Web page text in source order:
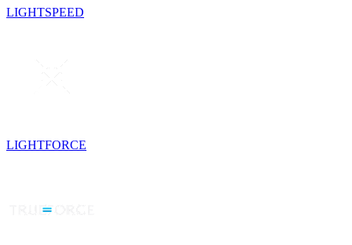
LIGHTSPEED
LIGHTFORCE